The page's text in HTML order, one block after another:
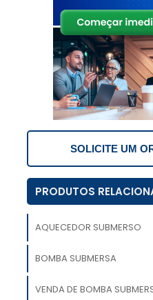
SOLICITE UM
PRODUTOS
AQUECEDOR SUBMERSO
BOMBA SUBMERSA
VENDA DE BOMBA